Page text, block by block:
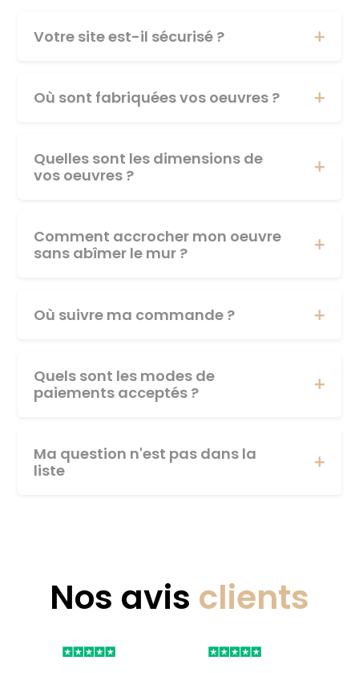
Votre site est-il sécurisé ?
Où sont fabriquées vos oeuvres ?
Quelles sont les dimensions de
vos oeuvres ?
Comment accrocher mon oeuvre
sans abîmer le mur ?
Où suivre ma commande ?
Quels sont les modes de
paiements acceptés ?
Ma question n'est pas dans la
liste
Nos avis clients